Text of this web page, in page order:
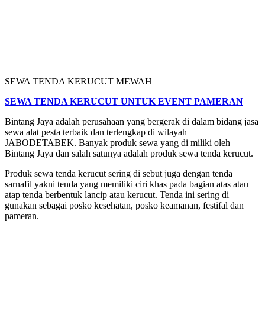
SEWA TENDA KERUCUT MEWAH
SEWA TENDA KERUCUT UNTUK EVENT PAMERAN
Bintang Jaya adalah perusahaan yang bergerak di dalam bidang jasa
sewa alat pesta terbaik dan terlengkap di wilayah
JABODETABEK. Banyak produk sewa yang di miliki oleh
Bintang Jaya dan salah satunya adalah produk sewa tenda kerucut.
Produk sewa tenda kerucut sering di sebut juga dengan tenda
sarnafil yakni tenda yang memiliki ciri khas pada bagian atas atau
atap tenda berbentuk lancip atau kerucut. Tenda ini sering di
gunakan sebagai posko kesehatan, posko keamanan, festifal dan
pameran.